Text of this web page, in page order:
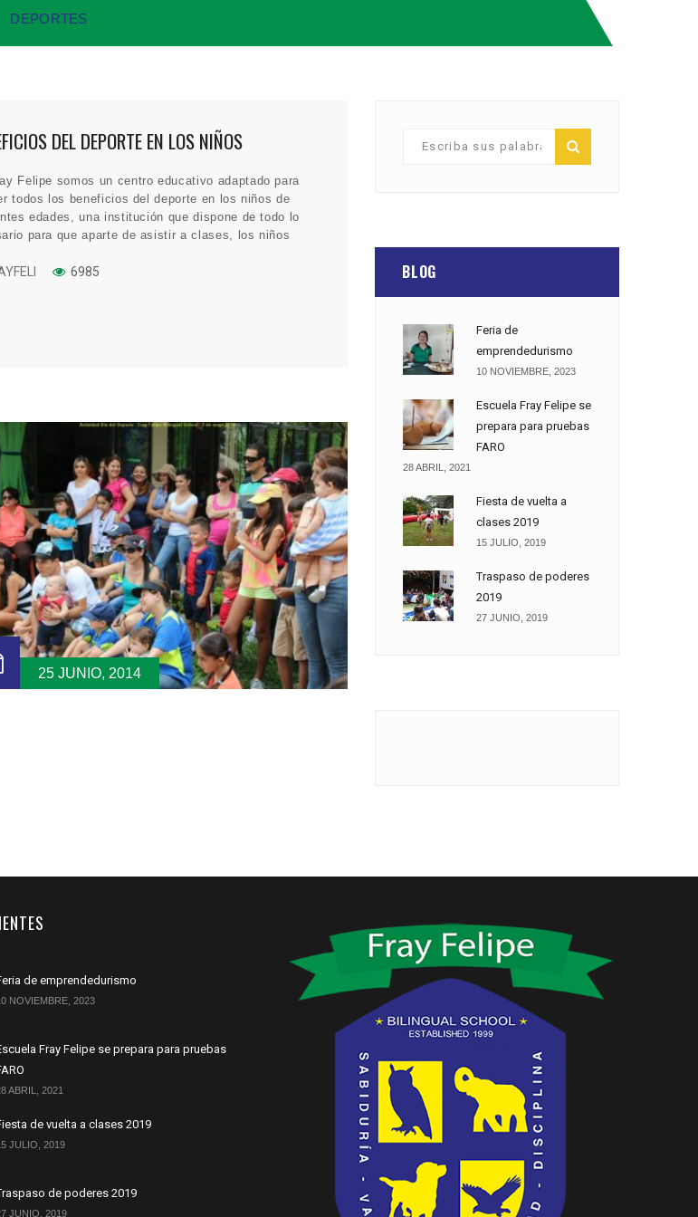
DEPORTES
DEL DEPORTE EN LOS NIÑOS
Felipe somos un centro educativo adaptado para
todos los beneficios del deporte en los niños de
edades, una institución que dispone de todo lo
para que aparte de asistir a clases, los niños
6985
25 JUNIO, 2014
BLOG
Feria de
emprendedurismo
10 NOVIEMBRE, 2023
Escuela Fray Felipe se
prepara para pruebas
FARO
28 ABRIL, 2021
Fiesta de vuelta a
clases 2019
15 JULIO, 2019
Traspaso de poderes
2019
27 JUNIO, 2019
de emprendedurismo
NOVIEMBRE, 2023
Fray Felipe se prepara para pruebas
ABRIL, 2021
de vuelta a clases 2019
JULIO, 2019
de poderes 2019
JUNIO, 2019